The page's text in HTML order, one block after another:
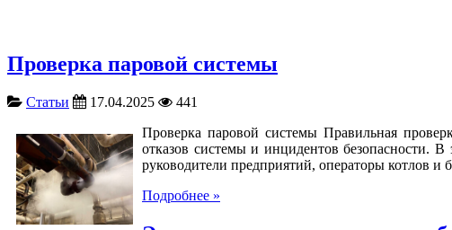
Проверка паровой системы
Статьи 17.04.2025
441
Проверка паровой системы Правильная
отказов системы и инцидентов безопасности.
руководители предприятий, операторы котлов
Подробнее »